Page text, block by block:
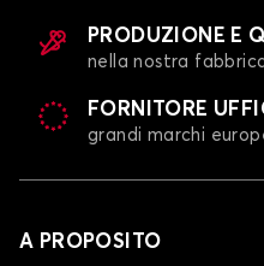
PRODUZIONE E
nella nostra
FORNITORE
grandi marchi
A PROPOSITO